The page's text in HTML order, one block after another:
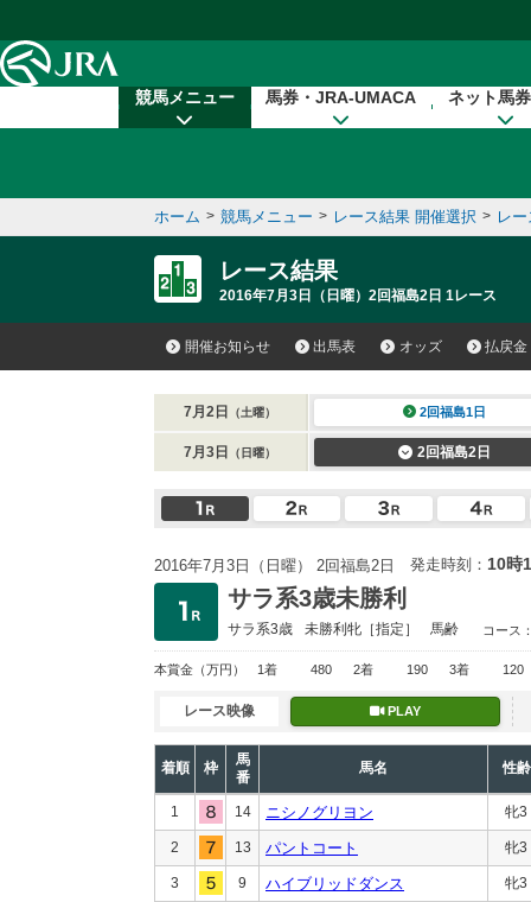
競馬メニュー 馬券・JRA-UMACA ネット馬
ホーム > 競馬メニュー > レース結果 開催選択 > レ
レース結果
2016年7月3日（日曜）2回福島2日 1レース
開催お知らせ 出馬表 オッズ 払戻金
7月2日 （土曜） 2回福島1日
7月3日 （日曜） 2回福島2日
2016年7月3日（日曜） 2回福島2日 発走時刻： 10時
サラ系3歳未勝利
サラ系3歳 未勝利牝［指定］ 馬齢 コース
本賞金 （万円） 1着 480 2着 190 3着 120
レース映像 PLAY
着順 枠
馬
番
馬名 性齢
1 14 ニシノグリヨン 牝3
2 13 パントコート 牝3
3 9 ハイブリッドダンス 牝3